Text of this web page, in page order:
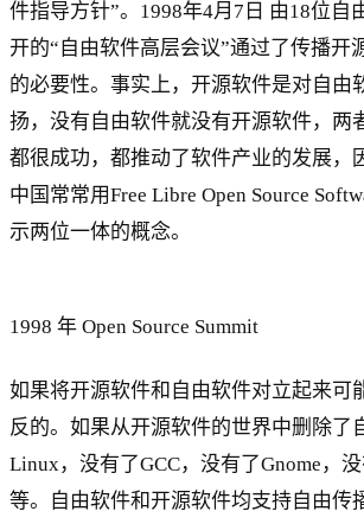
件指导方针”。1998年4月7日 由18位自
开的“自由软件高层会议”通过了传播开源
的必要性。事实上，开源软件是对自由
扬，没有自由软件就没有开源软件，两
都很成功，都推动了软件产业的发展，
中国常常用Free Libre Open Source
示两位一体的概念。
1998 年 Open Source Summit
如果将开源软件和自由软件对立起来可
反的。如果从开源软件的世界中删除了
Linux，没有了GCC，没有了Gnome，
等。自由软件和开源软件均支持自由传